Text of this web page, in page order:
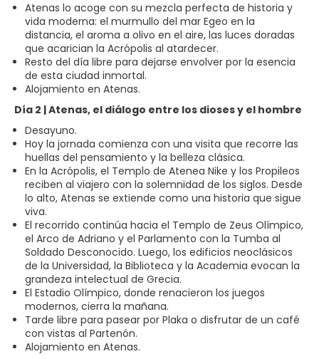
Atenas lo acoge con su mezcla perfecta de historia y
vida moderna: el murmullo del mar Egeo en la
distancia, el aroma a olivo en el aire, las luces doradas
que acarician la Acrópolis al atardecer.
Resto del día libre para dejarse envolver por la esencia
de esta ciudad inmortal.
Alojamiento en Atenas.
Día 2 | Atenas, el diálogo entre los dioses y el hombre
Desayuno.
Hoy la jornada comienza con una visita que recorre las
huellas del pensamiento y la belleza clásica.
En la Acrópolis, el Templo de Atenea Nike y los Propileos
reciben al viajero con la solemnidad de los siglos. Desde
lo alto, Atenas se extiende como una historia que sigue
viva.
El recorrido continúa hacia el Templo de Zeus Olímpico,
el Arco de Adriano y el Parlamento con la Tumba al
Soldado Desconocido. Luego, los edificios neoclásicos
de la Universidad, la Biblioteca y la Academia evocan la
grandeza intelectual de Grecia.
El Estadio Olímpico, donde renacieron los juegos
modernos, cierra la mañana.
Tarde libre para pasear por Plaka o disfrutar de un café
con vistas al Partenón.
Alojamiento en Atenas.